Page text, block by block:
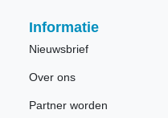
Informatie
Nieuwsbrief
Over ons
Partner worden